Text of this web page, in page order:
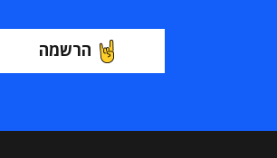
הרשמה